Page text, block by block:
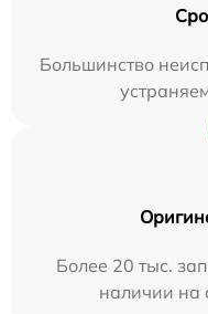
Большинство
Более 20 тыс.
наличии на